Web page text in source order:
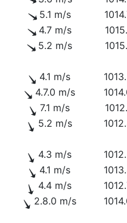
5.1 m/s
4.7 m/s
5.2 m/s
4.1 m/s
4.7.0 m/s
7.1 m/s
5.2 m/s
4.3 m/s
4.1 m/s
4.4 m/s
2.8.0 m/s